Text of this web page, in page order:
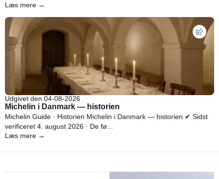
Læs mere →
Udgivet den 04-08-2026
Michelin i Danmark — historien
Michelin Guide · Historien Michelin i Danmark — historien ✔ Sidst
verificeret 4. august 2026 · De fø...
Læs mere →